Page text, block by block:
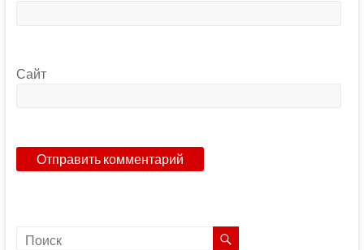
Сайт